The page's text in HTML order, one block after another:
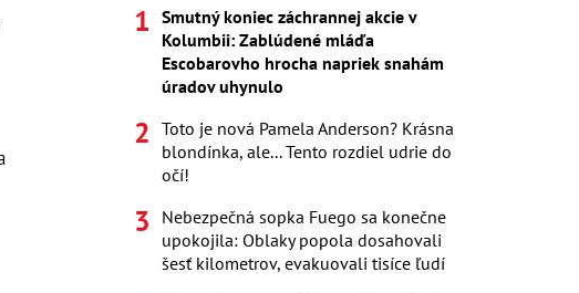
Smutný koniec záchrannej akcie v
Kolumbii: Zablúdené mláďa
Escobarovho hrocha napriek snahám
úradov uhynulo
Toto je nová Pamela Anderson? Krásna
blondínka, ale... Tento rozdiel udrie do
očí!
Nebezpečná sopka Fuego sa konečne
upokojila: Oblaky popola dosahovali
šesť kilometrov, evakuovali tisíce ľudí